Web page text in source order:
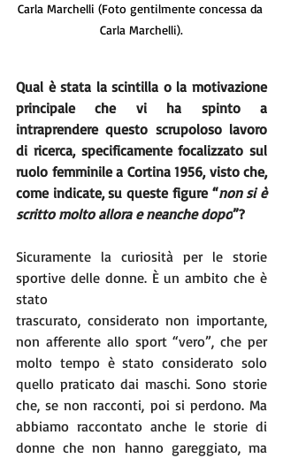
Carla Marchelli (Foto gentilmente concessa da
Carla Marchelli).
Qual è stata la scintilla o la motivazione
principale che vi ha spinto a
intraprendere questo scrupoloso lavoro
di ricerca, specificamente focalizzato sul
ruolo femminile a Cortina 1956, visto che,
come indicate, su queste figure “non si è
scritto molto allora e neanche dopo”?
Sicuramente la curiosità per le storie
sportive delle donne. È un ambito che è
stato
trascurato, considerato non importante,
non afferente allo sport “vero”, che per
molto tempo è stato considerato solo
quello praticato dai maschi. Sono storie
che, se non racconti, poi si perdono. Ma
abbiamo raccontato anche le storie di
donne che non hanno gareggiato, ma